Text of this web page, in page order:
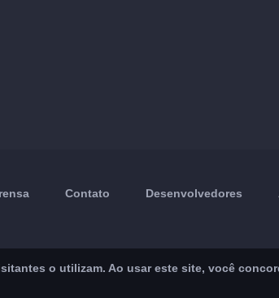
Contato Desenvolvedores
o utilizam. Ao usar este site, você